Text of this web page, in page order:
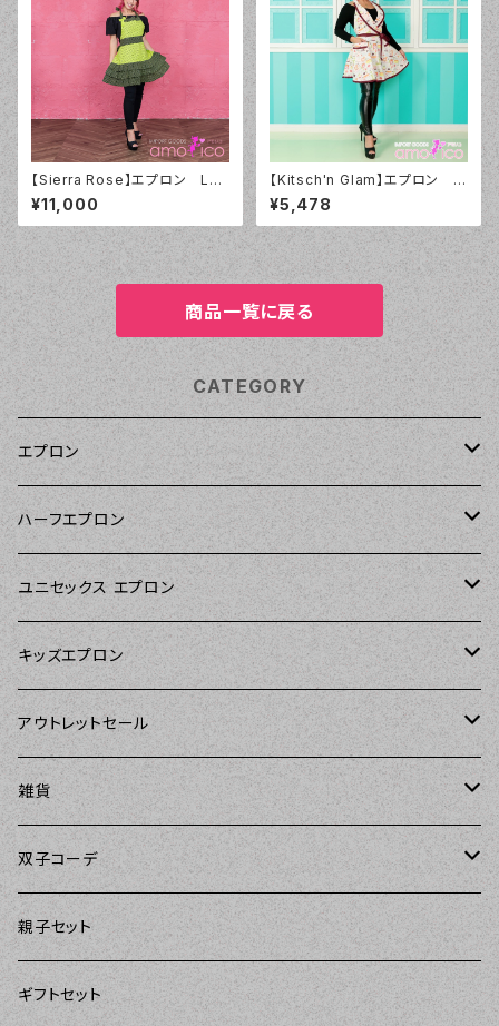
【Sierra Rose】エプロン Lul
u レトロ ライム&ブラック
¥11,000
【Kitsch'n Glam】エプロン ラ
ペル whisk
¥5,478
商品一覧に戻る
CATEGORY
エプロン
Kitsch'n Glam（キッチングラム）
Sierra Rose（シエラローズ）
Tarantinalovers（タランティーナ ラバーズ）
The Sunday Girl（ザサンデーガール）
Carolyn's Kitchen（キャロリンズキッチン）
Sugar baby aprons（シュガーベイビー）
DII（ディーアイアイ）
MOZI（モジ）
ハーフエプロン
Sierra Rose（シエラローズ）
ユニセックス エプロン
DII（ディーアイアイ）
Sierra Rose（シエラローズ）
amorico（アモリコ）
キッズエプロン
Sierra Rose（シエラローズ）
The Sunday Girl（ザサンデーガール）
ASD Living（エーエスディーリビング）
Kitsch'n Glam（キッチングラム）
DII（ディーアイアイ）
アウトレットセール
エプロン
Kitsch'n Glam（キッチングラム）
Sierra Rose（シエラローズ）
DII（ディーアイアイ）
雑貨
amorico（アモリコ）
雑貨
amorico（アモリコ）
The Sunday Girl（ザサンデーガール）
DII（ディーアイアイ）
双子コーデ
The Sunday Girl（サンデーガール）
親子セット
ギフトセット